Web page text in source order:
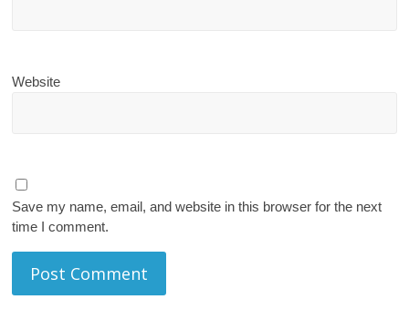
Website
Save my name, email, and website in this browser for the next
time I comment.